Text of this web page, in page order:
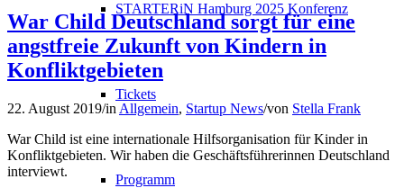
STARTERiN Hamburg 2025 Konferenz
Tickets
Programm
War Child Deutschland sorgt für eine
angstfreie Zukunft von Kindern in
Konfliktgebieten
22. August 2019/in Allgemein, Startup News/von Stella Frank
War Child ist eine internationale Hilfsorganisation für Kinder in
Konfliktgebieten. Wir haben die Geschäftsführerinnen Deutschland
interviewt.